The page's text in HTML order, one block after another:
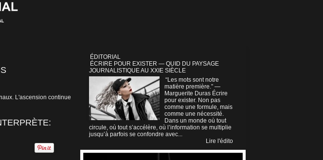
L'ascension continue
ÉDITORIAL
ÉCRIRE POUR EXISTER — QUID DU PAYSAGE
JOURNALISTIQUE AU XXIE SIÈCLE
“Les mots sont notre
matière première.” —
Marguerite Duras Écrire
pour exister. Non pas
comme une formule, mais
comme une nécessité.
Dans un monde où tout
circule, où tout s’accélère, où l’information se multiplie
jusqu’à parfois se confondre avec...
Lire l'édito